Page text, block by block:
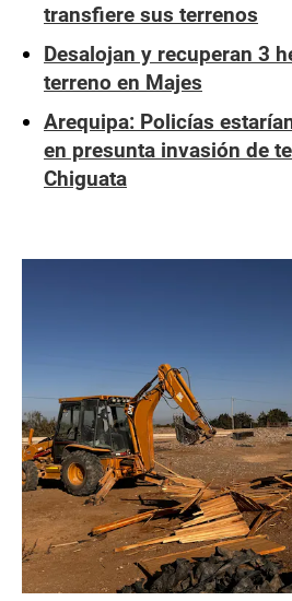
transfiere sus terrenos
Desalojan y recuperan 3
terreno en Majes
Arequipa: Policías
en presunta invasión de
Chiguata